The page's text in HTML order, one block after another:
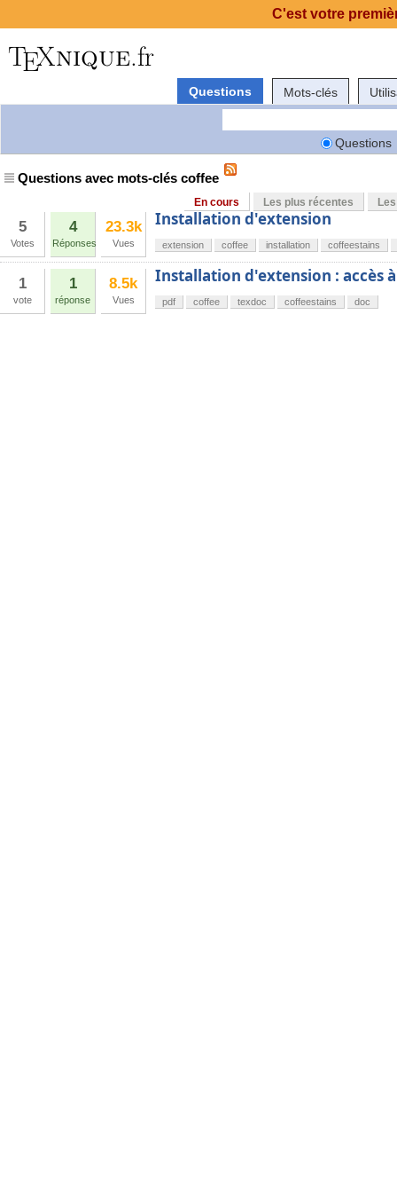
Questions Mots-clés
Questions
Questions avec mots-clés coffee
En cours Les plus récentes
5
Votes
4
Réponses
23.3k
Vues
Installation d'extension
extension coffee installation coffeestains
1
vote
1
réponse
8.5k
Vues
Installation d'extension : accès
pdf coffee texdoc coffeestains doc
C'est votre